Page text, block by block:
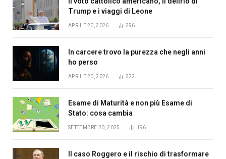
Trump e i viaggi di Leone
APRILE 20, 2026 296
In carcere trovo la purezza che negli anni
ho perso
APRILE 20, 2026 222
Esame di Maturità e non più Esame di
Stato: cosa cambia
SETTEMBRE 20, 2025 196
Il caso Roggero e il rischio di trasformare